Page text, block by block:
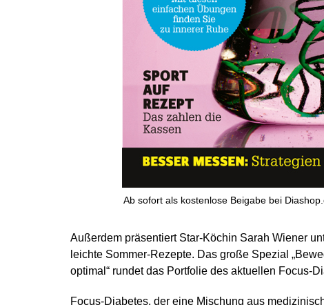
Ab sofort als kostenlose Beigabe bei
Außerdem präsentiert Star-Köchin Sarah Wiener
leichte Sommer-Rezepte. Das große Spezial
optimal“ rundet das Portfolie des aktuellen Focus-
Focus-Diabetes, der eine Mischung aus